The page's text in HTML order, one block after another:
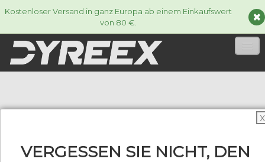
Kostenloser Versand in ganz Europa ab einem Einkaufswert
von 80 €.
TENNISSAITEN
TENNISSAITEN AUS MIKROFASERN UND
X
VERGESSEN SIE NICHT, DEN